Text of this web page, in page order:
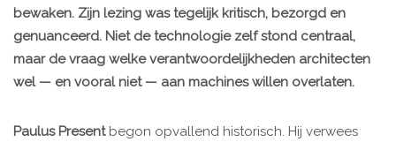
bewaken. Zijn lezing was tegelijk kritisch, bezorgd en
genuanceerd. Niet de technologie zelf stond centraal,
maar de vraag welke verantwoordelijkheden architecten
wel — en vooral niet — aan machines willen overlaten.
Paulus Present begon opvallend historisch. Hij verwees